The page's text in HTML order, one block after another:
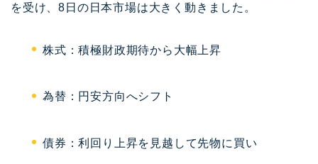
を受け、8日の日本市場は大きく動きました。
株式：積極財政期待から大幅上昇
為替：円安方向へシフト
債券：利回り上昇を見越して先物に買い